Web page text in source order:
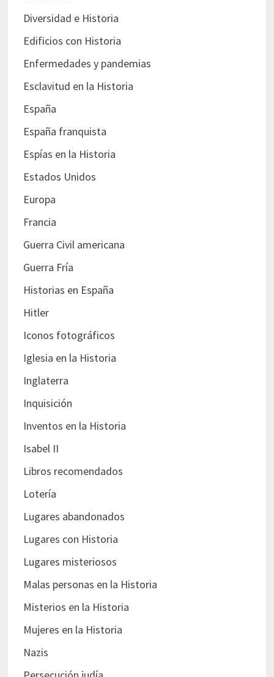
Diversidad e Historia
Edificios con Historia
Enfermedades y pandemias
Esclavitud en la Historia
España
España franquista
Espías en la Historia
Estados Unidos
Europa
Francia
Guerra Civil americana
Guerra Fría
Historias en España
Hitler
Iconos fotográficos
Iglesia en la Historia
Inglaterra
Inquisición
Inventos en la Historia
Isabel II
Libros recomendados
Lotería
Lugares abandonados
Lugares con Historia
Lugares misteriosos
Malas personas en la Historia
Misterios en la Historia
Mujeres en la Historia
Nazis